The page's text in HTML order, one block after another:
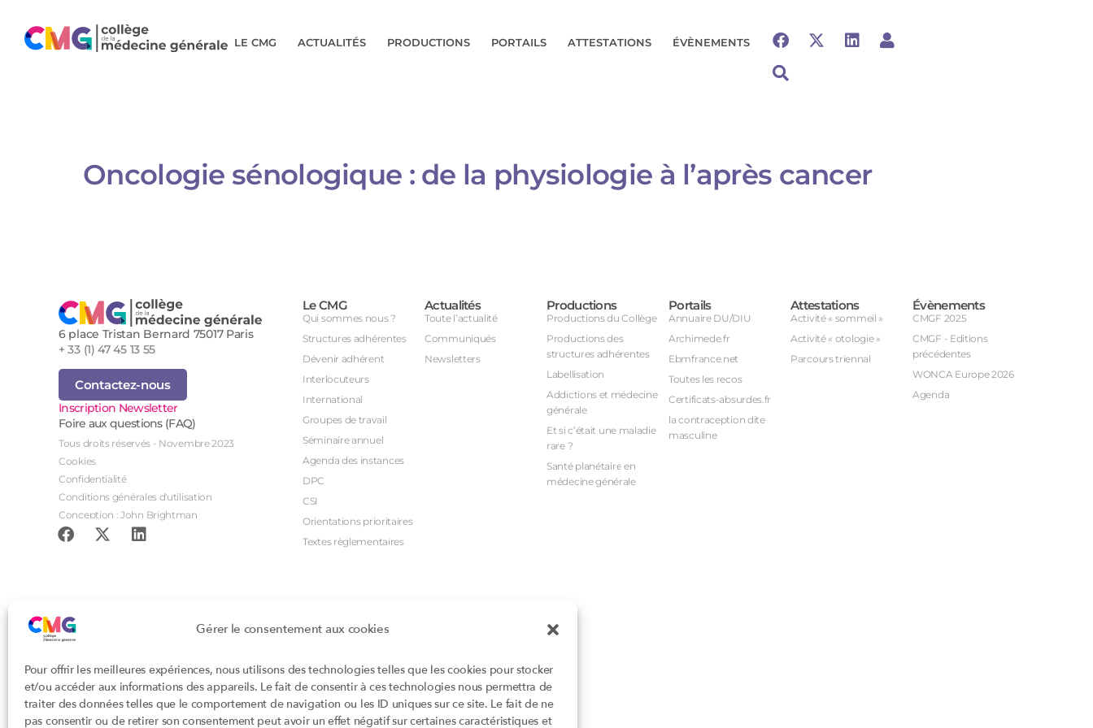
Gérer le consentement aux cookies
Pour offrir les meilleures expériences, nous utilisons des technologies telles que les cookies pour stocker
et/ou accéder aux informations des appareils. Le fait de consentir à ces technologies nous permettra de
traiter des données telles que le comportement de navigation ou les ID uniques sur ce site. Le fait de ne
pas consentir ou de retirer son consentement peut avoir un effet négatif sur certaines caractéristiques et
LE CMG ACTUALITÉS PRODUCTIONS PORTAILS ATTESTATIONS ÉVÈNEMENTS
Oncologie sénologique : de la physiologie à l’après cancer​
6 place Tristan Bernard 75017 Paris
+ 33 (1) 47 45 13 55
Contactez-nous
Inscription Newsletter
Foire aux questions (FAQ)
Tous droits réservés - Novembre 2023
Cookies
Confidentialité
Conditions générales d'utilisation
Conception : John Brightman
Le CMG
Qui sommes nous ?
Structures adhérentes
Dévenir adhérent
Interlocuteurs
International
Groupes de travail
Séminaire annuel
Agenda des instances
DPC
CSI
Orientations prioritaires
Textes règlementaires
Actualités
Toute l’actualité
Communiqués
Newsletters
Productions
Productions du Collège
Productions des
structures adhérentes
Labellisation
Addictions et médecine
générale
Et si c’était une maladie
rare ?
Santé planétaire en
médecine générale
Portails
Annuaire DU/DIU
Archimede.fr
Ebmfrance.net
Toutes les recos
Certificats-absurdes.fr
la contraception dite
masculine
Attestations
Activité « sommeil »
Activité « otologie »
Parcours triennal
Évènements
CMGF 2025
CMGF - Editions
précédentes
WONCA Europe 2026
Agenda